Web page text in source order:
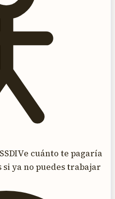
Ve cuánto te pagaría
ya no puedes trabajar